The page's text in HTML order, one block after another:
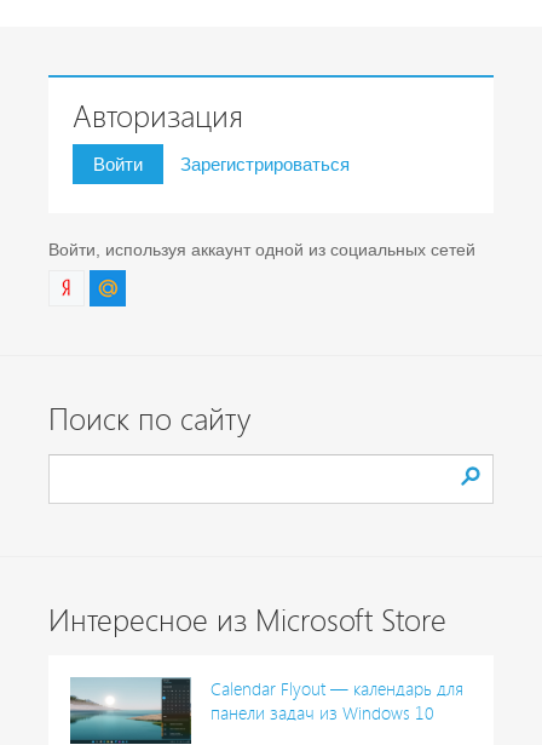
Авторизация
Войти Зарегистрироваться
Войти, используя аккаунт одной из социальных сетей
Поиск по сайту
Интересное из Microsoft Store
Calendar Flyout — календарь для
панели задач из Windows 10